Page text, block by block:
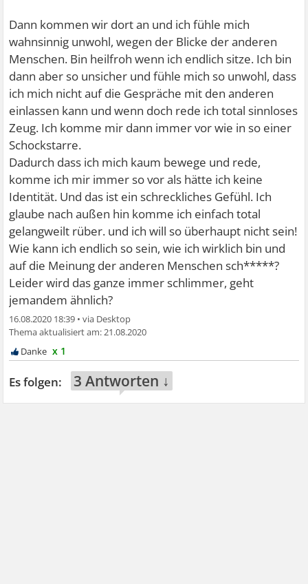
Dann kommen wir dort an und ich fühle mich
wahnsinnig unwohl, wegen der Blicke der anderen
Menschen. Bin heilfroh wenn ich endlich sitze. Ich bin
dann aber so unsicher und fühle mich so unwohl, dass
ich mich nicht auf die Gespräche mit den anderen
einlassen kann und wenn doch rede ich total sinnloses
Zeug. Ich komme mir dann immer vor wie in so einer
Schockstarre.
Dadurch dass ich mich kaum bewege und rede,
komme ich mir immer so vor als hätte ich keine
Identität. Und das ist ein schreckliches Gefühl. Ich
glaube nach außen hin komme ich einfach total
gelangweilt rüber. und ich will so überhaupt nicht sein!
Wie kann ich endlich so sein, wie ich wirklich bin und
auf die Meinung der anderen Menschen sch*****?
Leider wird das ganze immer schlimmer, geht
jemandem ähnlich?
16.08.2020 18:39 •
21.08.2020
x 1
3 Antworten ↓